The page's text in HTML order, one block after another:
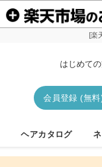
[楽
はじめて
会員登録 (無料
ヘアカタログ